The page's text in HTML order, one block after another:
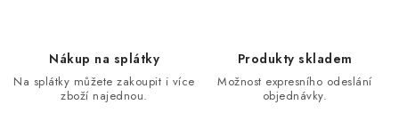
Nákup na splátky
Na splátky můžete zakoupit i více
zboží najednou.
Produkty skladem
Možnost expresního odeslání
objednávky.